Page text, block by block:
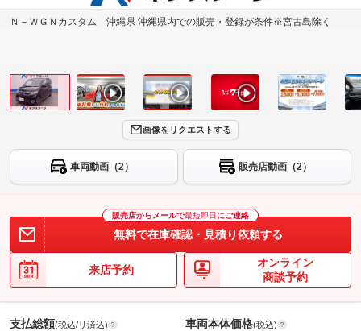
Ｎ－ＷＧＮカスタム 沖縄県 沖縄県内での販売・登録が条件※宮古島除く
画像をリクエストする
車両動画（2） 販売店動画（2）
販売店からメールで最短即日 にご連絡
無料で在庫確認・見積り依頼する
来店予約
オンライン
商談予約
支払総額(税込/リ済込) 車両本体価格(税込)